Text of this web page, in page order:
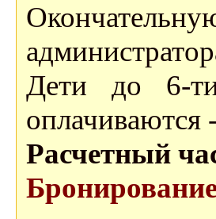
Дети до 6-
оплачиваются
Расчетный